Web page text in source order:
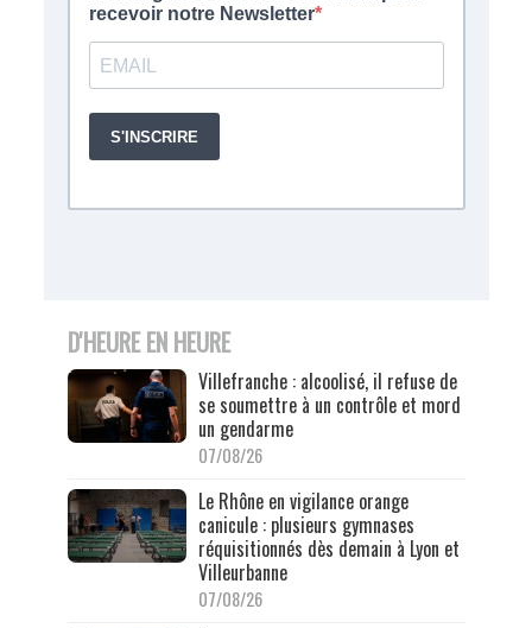
D'HEURE EN HEURE
Villefranche : alcoolisé, il refuse de
se soumettre à un contrôle et mord
un gendarme
07/08/26
Le Rhône en vigilance orange
canicule : plusieurs gymnases
réquisitionnés dès demain à Lyon et
Villeurbanne
07/08/26